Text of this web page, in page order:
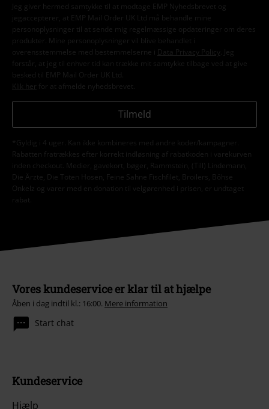
Jeg giver hermed samtykke til at modtage EMP Nyhedsbrevet og
jegaccepterer, at EMP Mail Order UK Ltd må behandle mine
personoplysninger til at sende mig regelmæssige opdateringer om deres
produkter. Mine personoplysninger vil blive behandlet i
overensstemmelse med bestemmelserne i
Data Privacy Policy
. Jeg
forstår, at jeg til enhver tid kan trække mit samtykke tilbage ved at give
besked til EMP Mail Order UK Ltd.
Klik her
for at afmelde nyhedsbrevet.
Tilmeld
*Gyldig i 4 uger. Kan ikke kombineres med andre koder/kampagner.
Rabatten fratrækkes efter korrekt indløsning af rabatkoden i varekurven
inden checkout. Medier, gavekort, bøger, Rammstein, (Till) Lindemann,
Die Ärzte, Die Toten Hosen, Feine Sahne Fischfilet, Broilers, Böhse
Onkelz og varer med en donation til velgørenhed i prisen, er undtaget
rabat.
Vores kundeservice er klar til at hjælpe
Åben i dag indtil kl.: 16:00. Mere information
Start chat
Kundeservice
Hjælp